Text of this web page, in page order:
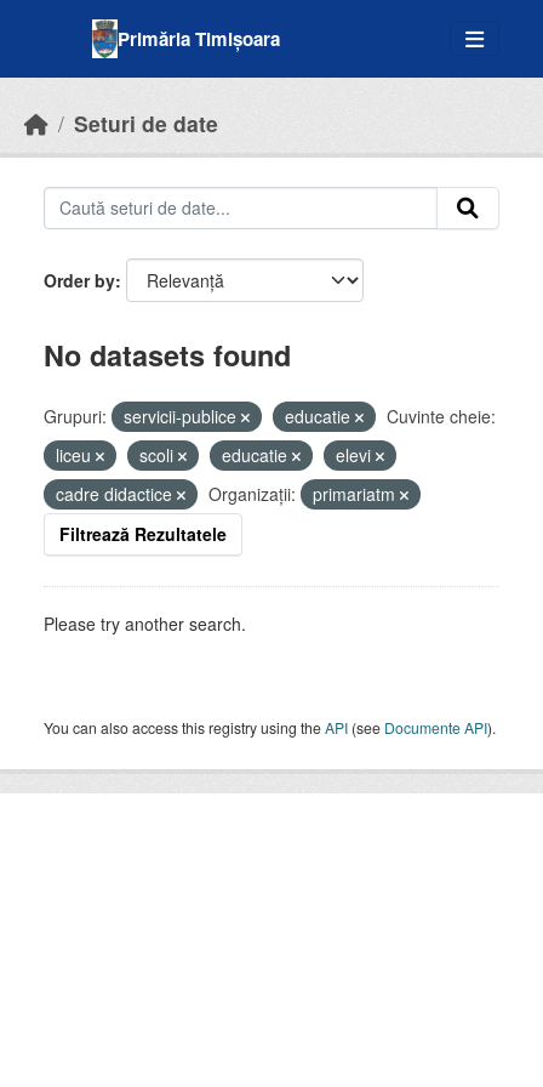
Primăria Timișoara
Seturi de date
Order by
No datasets found
Grupuri: servicii-publice educatie
Cuvinte cheie:
liceu
scoli educatie
elevi
cadre didactice
Organizații:
primariatm
Filtrează Rezultatele
Please try another search.
You can also access this registry using theAPI (see Documente API).